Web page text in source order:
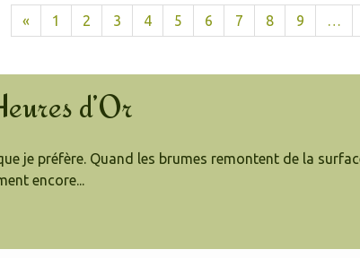
« 1 2 3 4 5 6 7 8 9 …
d’Or
que je préfère. Quand les brumes remontent de la
encore...